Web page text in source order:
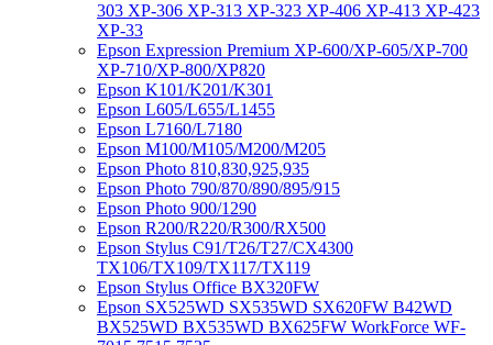
303 XP-306 XP-313 XP-323 XP-406 XP-413 XP-423
XP-33
Epson Expression Premium XP-600/XP-605/XP-700
XP-710/XP-800/XP820
Epson K101/K201/K301
Epson L605/L655/L1455
Epson L7160/L7180
Epson M100/M105/M200/M205
Epson Photo 810,830,925,935
Epson Photo 790/870/890/895/915
Epson Photo 900/1290
Epson R200/R220/R300/RX500
Epson Stylus C91/T26/T27/CX4300
TX106/TX109/TX117/TX119
Epson Stylus Office BX320FW
Epson SX525WD SX535WD SX620FW B42WD
BX525WD BX535WD BX625FW WorkForce WF-